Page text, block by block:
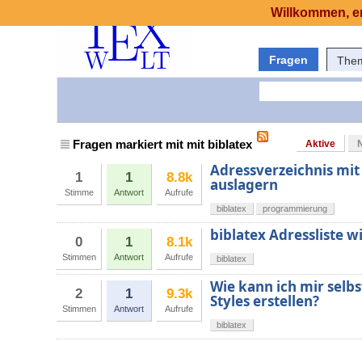
Fragen
Fragen markiert mit mit biblatex Aktive
1
Stimme
1
Antwort
8.8k
Aufrufe
Adressverzeichnis
auslagern
biblatex programmierung
0
Stimmen
1
Antwort
8.1k
Aufrufe
biblatex Adressliste
biblatex
2
Stimmen
1
Antwort
9.3k
Aufrufe
Wie kann ich mir
Styles erstellen?
biblatex
Willkommen,